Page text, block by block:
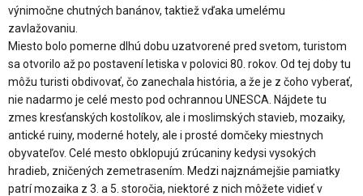
výnimočne chutných banánov, taktiež vďaka umelému
zavlažovaniu.
Miesto bolo pomerne dlhú dobu uzatvorené pred svetom, turistom
sa otvorilo až po postavení letiska v polovici 80. rokov. Od tej doby tu
môžu turisti obdivovať, čo zanechala história, a že je z čoho vyberať,
nie nadarmo je celé mesto pod ochrannou UNESCA. Nájdete tu
zmes kresťanských kostolíkov, ale i moslimských stavieb, mozaiky,
antické ruiny, moderné hotely, ale i prosté domčeky miestnych
obyvateľov. Celé mesto obklopujú zrúcaniny kedysi vysokých
hradieb, zničených zemetrasením. Medzi najznámejšie pamiatky
patrí mozaika z 3. a 5. storočia, niektoré z nich môžete vidieť v